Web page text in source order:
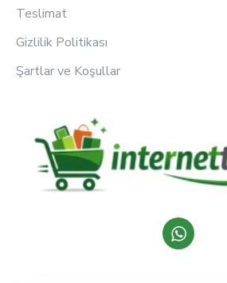
Teslimat
Gizlilik Politikası
Şartlar ve Koşullar